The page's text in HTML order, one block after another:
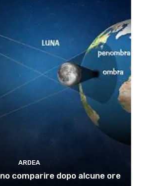
ARDEA
comparire dopo alcune ore